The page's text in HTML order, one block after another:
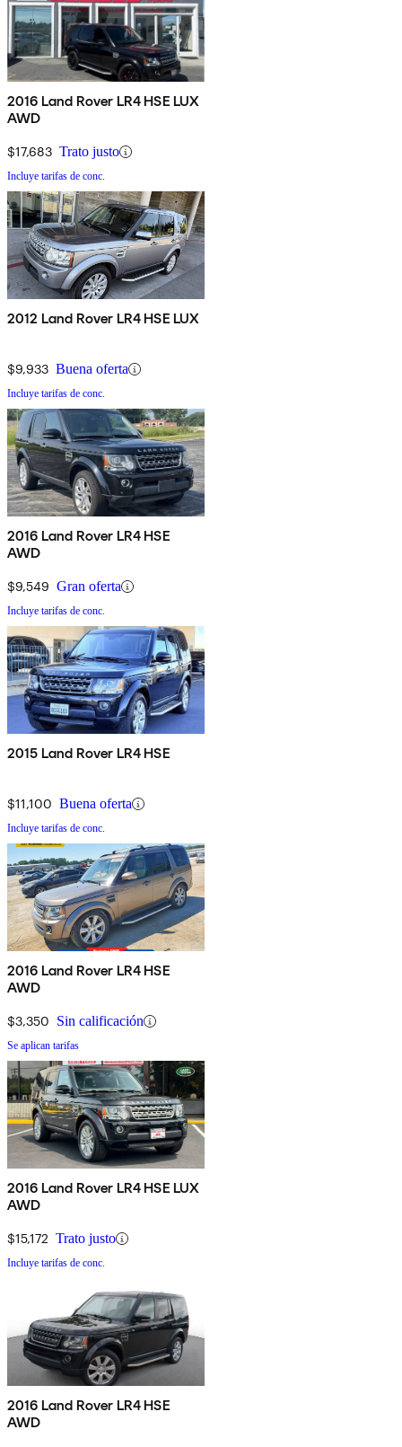
2016 Land Rover LR4 HSE LUX
AWD
$17,683 Trato justo
Incluye tarifas de conc.
2012 Land Rover LR4 HSE LUX
$9,933 Buena oferta
Incluye tarifas de conc.
2016 Land Rover LR4 HSE
AWD
$9,549 Gran oferta
Incluye tarifas de conc.
2015 Land Rover LR4 HSE
$11,100 Buena oferta
Incluye tarifas de conc.
2016 Land Rover LR4 HSE
AWD
$3,350 Sin calificación
Se aplican tarifas
2016 Land Rover LR4 HSE LUX
AWD
$15,172 Trato justo
Incluye tarifas de conc.
2016 Land Rover LR4 HSE
AWD